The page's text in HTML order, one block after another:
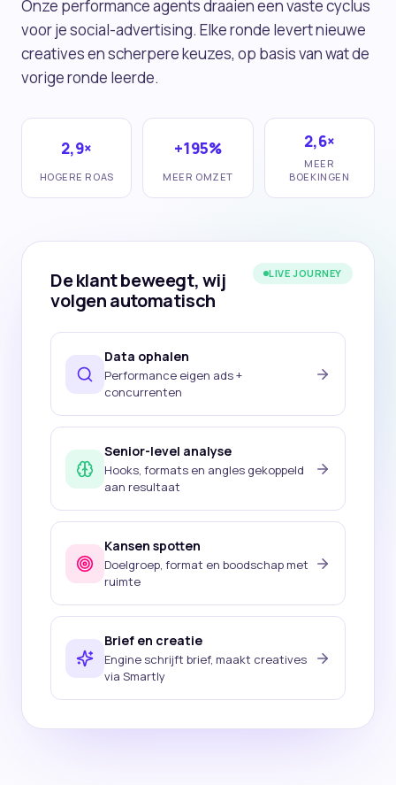
Onze performance agents draaien een vaste cyclus
voor je social-advertising. Elke ronde levert nieuwe
creatives en scherpere keuzes, op basis van wat de
vorige ronde leerde.
2,9×
HOGERE ROAS
+195%
MEER OMZET
2,6×
MEER
BOEKINGEN
LIVE JOURNEY
De klant beweegt, wij
volgen automatisch
Data ophalen
Performance eigen ads +
concurrenten
Senior-level analyse
Hooks, formats en angles gekoppeld
aan resultaat
Kansen spotten
Doelgroep, format en boodschap met
ruimte
Brief en creatie
Engine schrijft brief, maakt creatives
via Smartly